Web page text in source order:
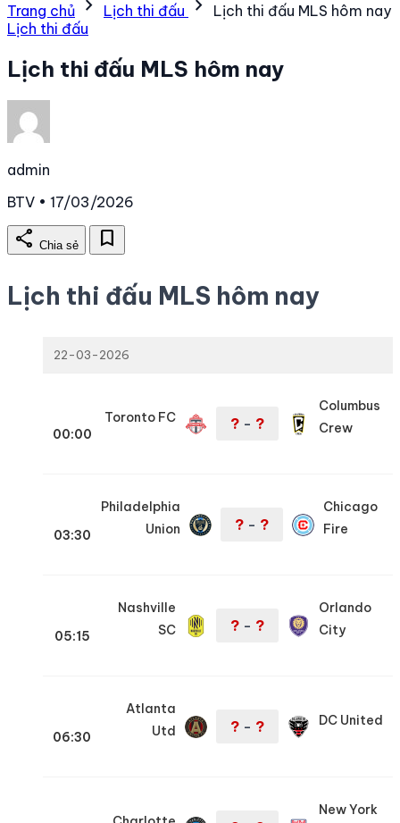
Trang chủ chevron_right Lịch thi đấu chevron_right
Lịch thi đấu MLS hôm nay
Lịch thi đấu
Lịch thi đấu MLS hôm nay
admin
BTV • 17/03/2026
share Chia sẻ bookmark
Lịch thi đấu MLS hôm nay
22-03-2026
00:00
Toronto FC ? – ?
Columbus
Crew
03:30
Philadelphia
Union
? – ?
Chicago
Fire
05:15
Nashville
SC
? – ?
Orlando
City
06:30
Atlanta
Utd
? – ? DC United
New York